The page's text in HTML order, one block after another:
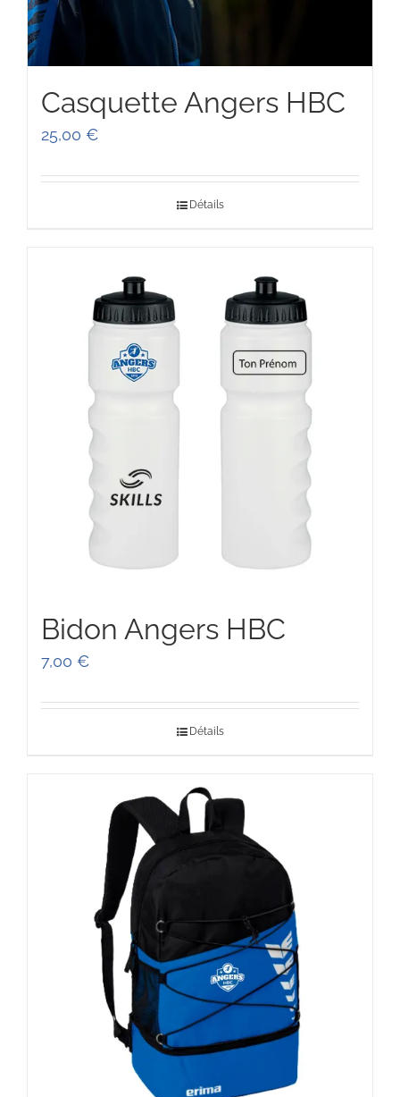
Casquette Angers HBC
25,00 €
Détails
Bidon Angers HBC
7,00 €
Détails